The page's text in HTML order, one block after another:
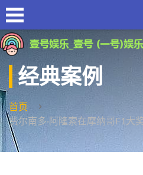
经典案例
首页
费尔南多·阿隆索在摩纳哥F1大